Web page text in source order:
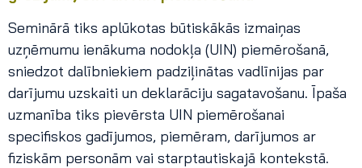
Seminārā tiks aplūkotas būtiskākās izmaiņas
uzņēmumu ienākuma nodokļa (UIN) piemērošanā,
sniedzot dalībniekiem padziļinātas vadlīnijas par
darījumu uzskaiti un deklarāciju sagatavošanu. Īpaša
uzmanība tiks pievērsta UIN piemērošanai
specifiskos gadījumos, piemēram, darījumos ar
fiziskām personām vai starptautiskajā kontekstā.